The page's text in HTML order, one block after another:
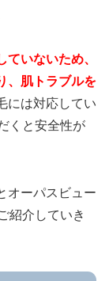
いないため、
、肌トラブルを
には対応してい
くと安全性が
オーパスビュー
紹介していき